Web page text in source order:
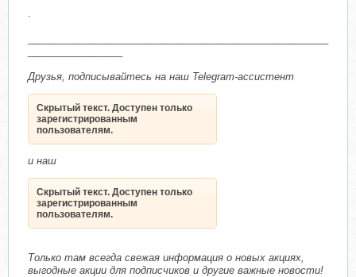
.
Друзья, подписывайтесь на наш Telegram-ассистент
Скрытый текст. Доступен только
зарегистрированным
пользователям.
и наш
Скрытый текст. Доступен только
зарегистрированным
пользователям.
Только там всегда свежая информация о новых акциях,
выгодные акции для подписчиков и другие важные новости!